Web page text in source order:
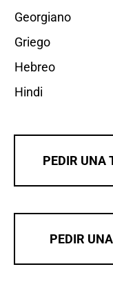
Georgiano
Griego
Hebreo
Hindi
PEDIR UNA
PEDIR